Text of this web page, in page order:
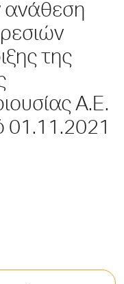
ανάθεση
της
Α.Ε.
01.11.2021